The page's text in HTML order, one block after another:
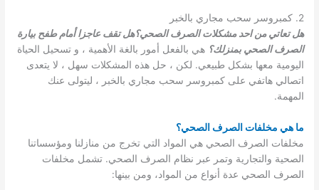
2. كمبروسر سحب مجاري بالخبر
هل تعاتي من احد مشكلات الصرف الصحي؟هل تقف عاجزا أمام طفح بيارة
الصرف الصحي بمنزلك؟ هي بالفعل أمور بالغة الأهمية ، و تسحيل الحياة
اليومية معها بشكل طبيعي. لكن ، حل هذه المشكلات سهل ، لا يتعدى
اتصالي هاتفي على كمبروسر سحب مجاري بالخبر ، ليتولى عنك
المهمة.
ما هي مخلفات الصرف الصحي؟
مخلفات الصرف الصحي هي المواد التي تخرج من منازلنا ومؤسساتنا
الصحية والتجارية وتمر عبر نظام الصرف الصحي. تشمل مخلفات
الصرف الصحي عدة أنواع من المواد، ومن بينها: